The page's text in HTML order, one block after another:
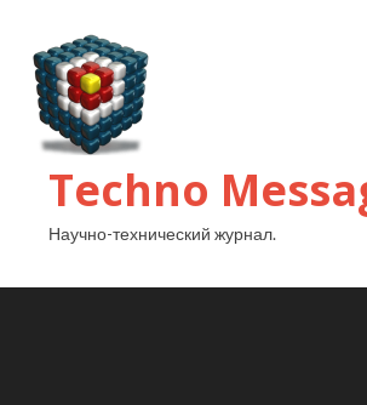
Techno
Научно-технический журнал.